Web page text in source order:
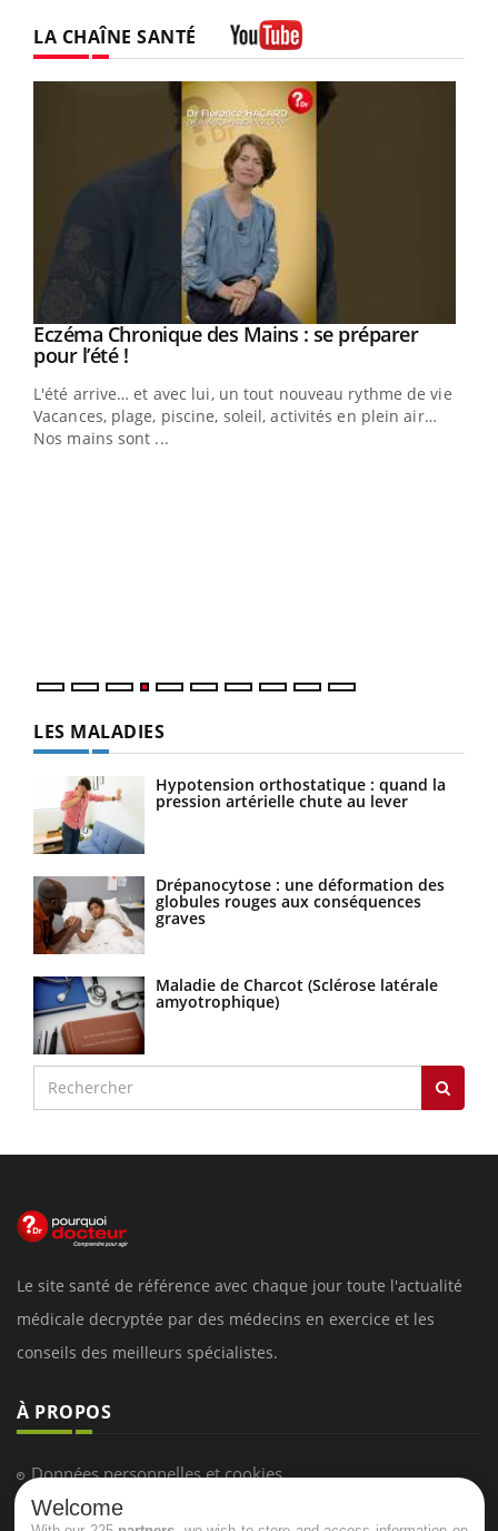
LA CHAÎNE SANTÉ
Youtube
Eczéma Chronique des Mains : se préparer
pour l’été !Youtube
L'été arrive… et avec lui, un tout nouveau rythme de vie !
Vacances, plage, piscine, soleil, activités en plein air…
Nos mains sont ...
LES MALADIES
Hypotension orthostatique : quand la
pression artérielle chute au lever
Drépanocytose : une déformation des
globules rouges aux conséquences
graves
Maladie de Charcot (Sclérose latérale
amyotrophique)
Le site santé de référence avec chaque jour toute l'actualité
médicale decryptée par des médecins en exercice et les
conseils des meilleurs spécialistes.
À PROPOS
Données personnelles et cookies
Qui sommes-nous
Welcome